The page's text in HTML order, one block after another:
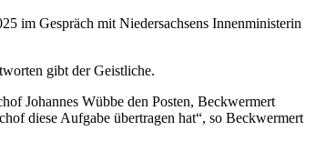
im Gespräch mit Niedersachsens Innenministerin
gibt der Geistliche.
Johannes Wübbe den Posten, Beckwermert
diese Aufgabe übertragen hat“, so Beckwermert